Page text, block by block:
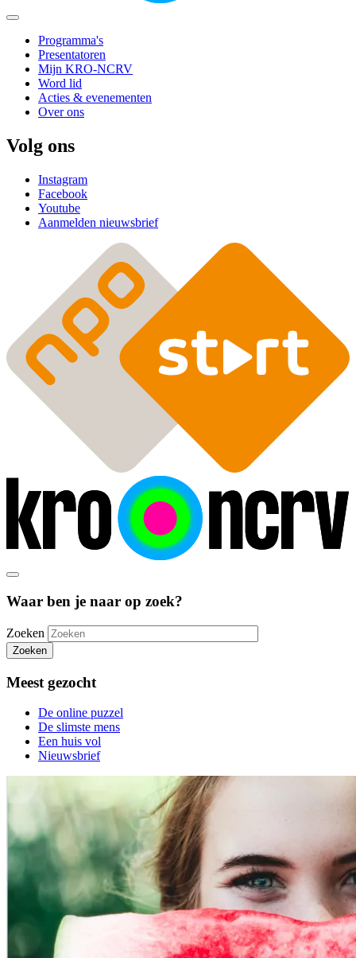
Programma's
Presentatoren
Mijn KRO-NCRV
Word lid
Acties & evenementen
Over ons
Volg ons
Instagram
Facebook
Youtube
Aanmelden nieuwsbrief
Waar ben je naar op zoek?
Zoeken
Zoeken
Meest gezocht
De online puzzel
De slimste mens
Een huis vol
Nieuwsbrief